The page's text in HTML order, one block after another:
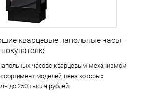
кварцевые напольные часы –
часовс кварцевым механизмом
моделей, цена которых
до 250 тысяч рублей.